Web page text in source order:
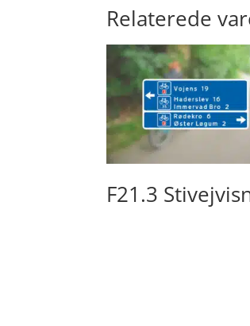
Relaterede
F21.3